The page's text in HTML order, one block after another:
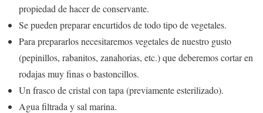
propiedad de hacer de conservante.
Se pueden preparar encurtidos de todo tipo de vegetales.
Para prepararlos necesitaremos vegetales de nuestro gusto
(pepinillos, rabanitos, zanahorias, etc.) que deberemos cortar en
rodajas muy finas o bastoncillos.
Un frasco de cristal con tapa (previamente esterilizado).
Agua filtrada y sal marina.